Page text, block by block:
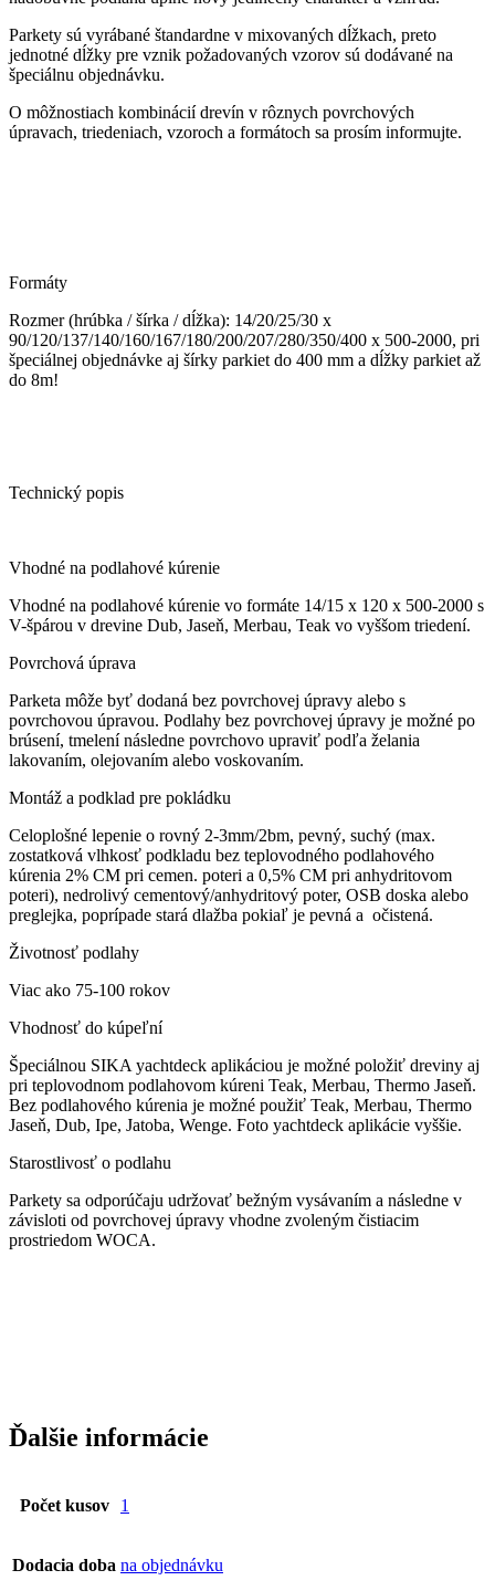
Parkety sú vyrábané štandardne v mixovaných dĺžkach, preto
jednotné dĺžky pre vznik požadovaných vzorov sú dodávané na
špeciálnu objednávku.
O môžnostiach kombinácií drevín v rôznych povrchových
úpravach, triedeniach, vzoroch a formátoch sa prosím informujte.
Formáty
Rozmer (hrúbka / šírka / dĺžka): 14/20/25/30 x
90/120/137/140/160/167/180/200/207/280/350/400 x 500-2000, pri
špeciálnej objednávke aj šírky parkiet do 400 mm a dĺžky parkiet až
do 8m!
Technický popis
Vhodné na podlahové kúrenie
Vhodné na podlahové kúrenie vo formáte 14/15 x 120 x 500-2000 s
V-špárou v drevine Dub, Jaseň, Merbau, Teak vo vyššom triedení.
Povrchová úprava
Parketa môže byť dodaná bez povrchovej úpravy alebo s
povrchovou úpravou. Podlahy bez povrchovej úpravy je možné po
brúsení, tmelení následne povrchovo upraviť podľa želania
lakovaním, olejovaním alebo voskovaním.
Montáž a podklad pre pokládku
Celoplošné lepenie o rovný 2-3mm/2bm, pevný, suchý (max.
zostatková vlhkosť podkladu bez teplovodného podlahového
kúrenia 2% CM pri cemen. poteri a 0,5% CM pri anhydritovom
poteri), nedrolivý cementový/anhydritový poter, OSB doska alebo
preglejka, poprípade stará dlažba pokiaľ je pevná a očistená.
Životnosť podlahy
Viac ako 75-100 rokov
Vhodnosť do kúpeľní
Špeciálnou SIKA yachtdeck aplikáciou je možné položiť dreviny aj
pri teplovodnom podlahovom kúreni Teak, Merbau, Thermo Jaseň.
Bez podlahového kúrenia je možné použiť Teak, Merbau, Thermo
Jaseň, Dub, Ipe, Jatoba, Wenge. Foto yachtdeck aplikácie vyššie.
Starostlivosť o podlahu
Parkety sa odporúčaju udržovať bežným vysávaním a následne v
závisloti od povrchovej úpravy vhodne zvoleným čistiacim
prostriedom WOCA.
Ďalšie informácie
Počet kusov 1
Dodacia doba na objednávku